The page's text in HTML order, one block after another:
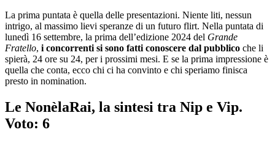
La prima puntata è quella delle presentazioni. Niente liti, nessun
intrigo, al massimo lievi speranze di un futuro flirt. Nella puntata di
lunedì 16 settembre, la prima dell’edizione 2024 del Grande
Fratello, i concorrenti si sono fatti conoscere dal pubblico che li
spierà, 24 ore su 24, per i prossimi mesi. E se la prima impressione è
quella che conta, ecco chi ci ha convinto e chi speriamo finisca
presto in nomination.
Le NonèlaRai, la sintesi tra Nip e Vip.
Voto: 6